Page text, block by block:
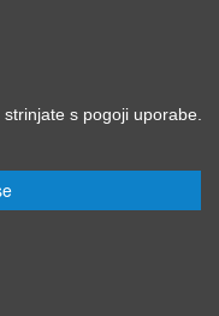
s pogoji uporabe.